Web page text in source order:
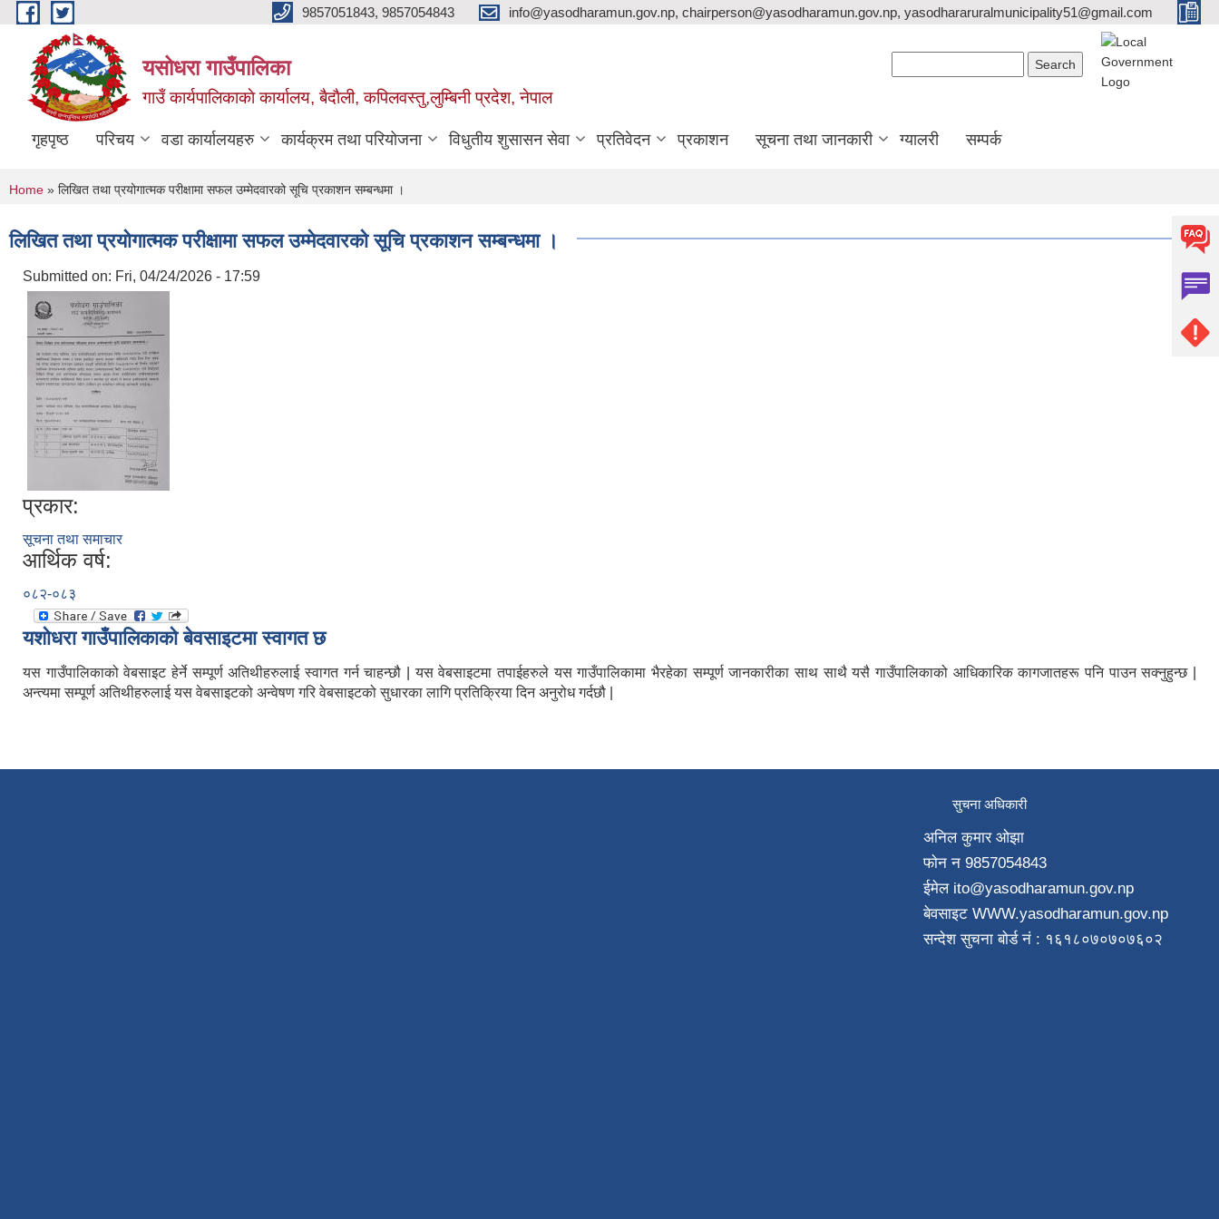
Skip to main content 9857051843, 9857054843 info@yasodharamun.gov.np, chairperson@yasodharamun.gov.np, yasodhararuralmunicipality51@gmail.com
यसोधरा गाउँपालिका
गाउँ कार्यपालिकाकाे कार्यालय, बैदाैली, कपिलवस्तु,लुम्बिनी प्रदेश, नेपाल
गृहपृष्ठ परिचय वडा कार्यालयहरु कार्यक्रम तथा परियोजना विधुतीय शुसासन सेवा प्रतिवेदन प्रकाशन सूचना तथा जानकारी ग्यालरी सम्पर्क
You are here
Home » लिखित तथा प्रयोगात्मक परीक्षामा सफल उम्मेदवारको सूचि प्रकाशन सम्बन्धमा ।
लिखित तथा प्रयोगात्मक परीक्षामा सफल उम्मेदवारको सूचि प्रकाशन सम्बन्धमा ।
Submitted on: Fri, 04/24/2026 - 17:59
प्रकार:
सूचना तथा समाचार
आर्थिक वर्ष:
०८२-०८३
यशाेधरा गाउँपालिकाकाे बेवसाइटमा स्वागत छ
यस गाउँपालिकाको वेबसाइट हेर्ने सम्पूर्ण अतिथीहरुलाई स्वागत गर्न चाहन्छौ | यस वेबसाइटमा तपाईहरुले यस गाउँपालिकामा भैरहेका सम्पूर्ण जानकारीका साथ साथै यसै गाउँपालिकाको आधिकारिक कागजातहरू पनि पाउन सक्नुहुन्छ |
अन्त्यमा सम्पूर्ण अतिथीहरुलाई यस वेबसाइटको अन्वेषण गरि वेबसाइटको सुधारका लागि प्रतिक्रिया दिन अनुरोध गर्दछौ |
सुचना अधिकारी
अनिल कुमार ओझा
फाेन न‌ 9857054843
ईमेल ito@yasodharamun.gov.np
बेवसाइट WWW.yasodharamun.gov.np
सन्देश सुचना बाेर्ड न‌ं : १६१८०७०७०७६०२